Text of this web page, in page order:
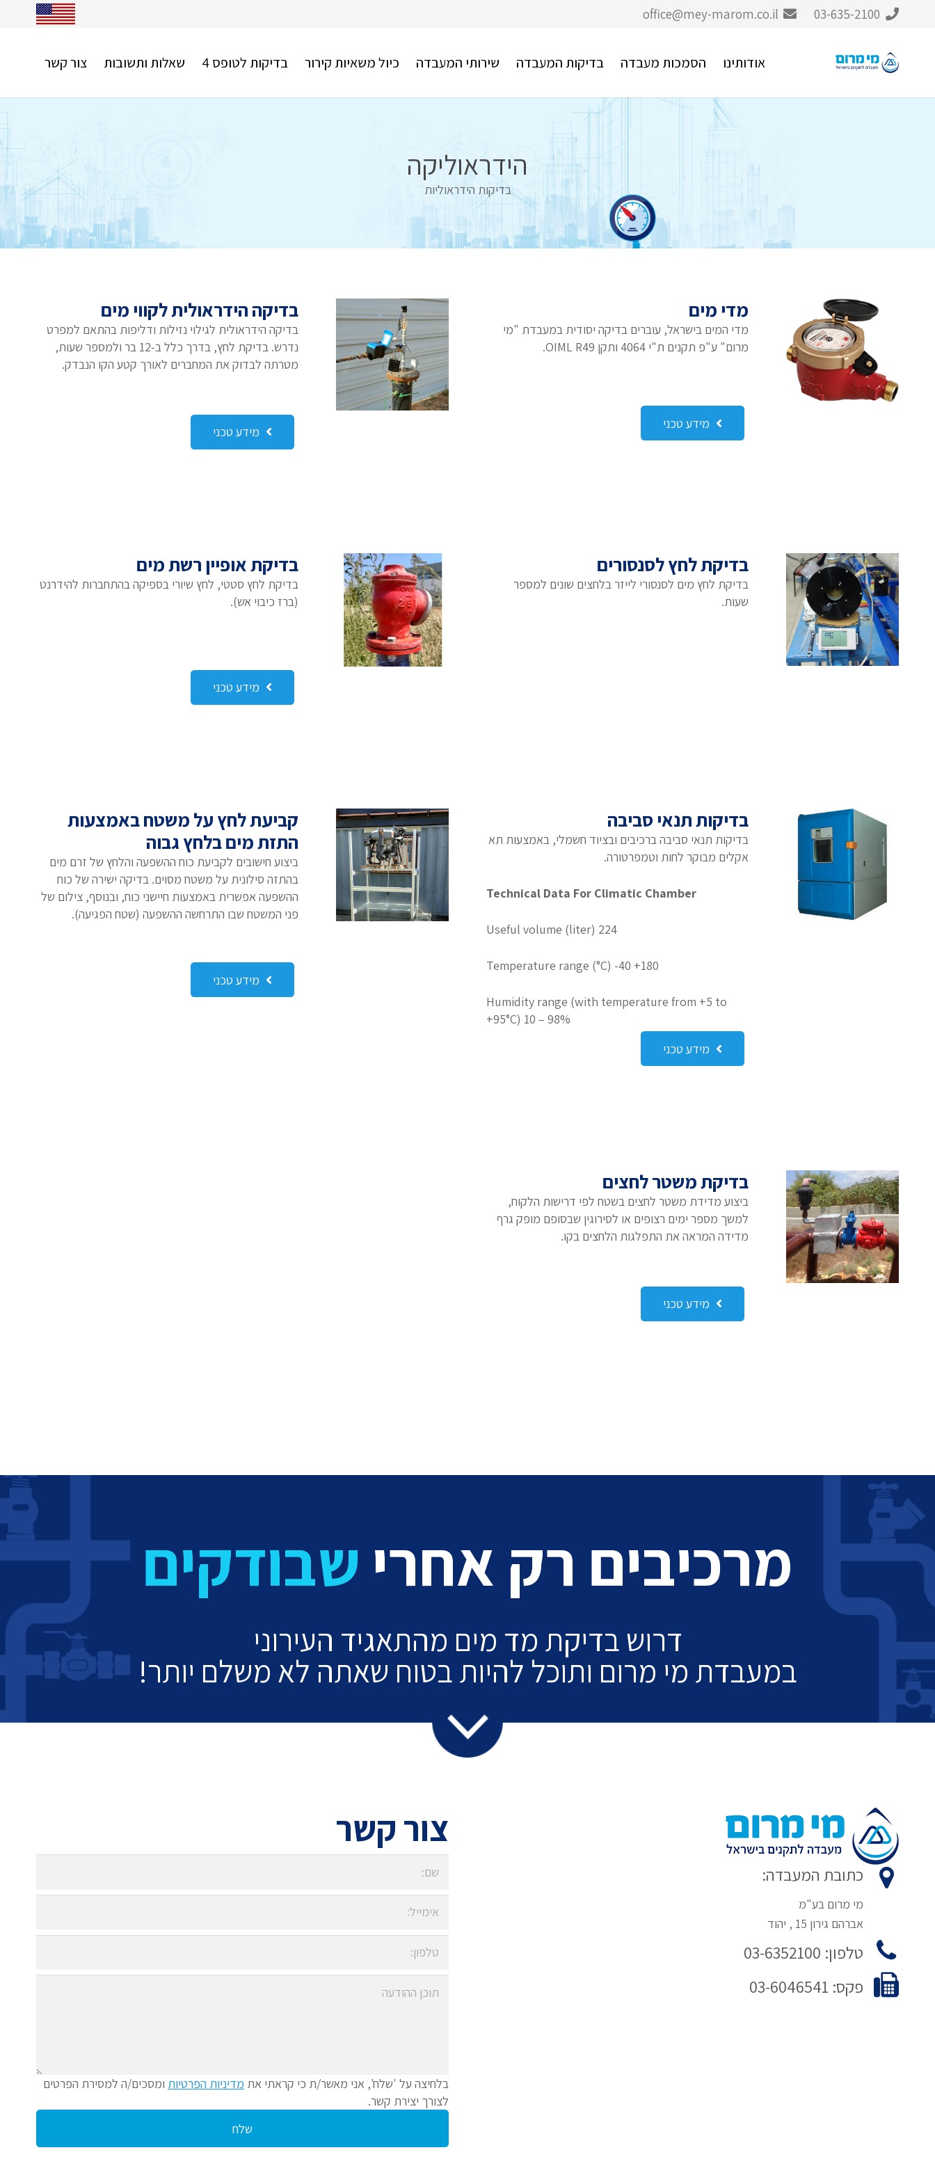
03-635-2100
office@mey-marom.co.il
אודותינו הסמכות מעבדה בדיקות המעבדה שירותי המעבדה כיול משאיות קירור בדיקות לטופס 4 שאלות ותשובות צור קשר
הידראוליקה
בדיקות הידראוליות
מדי מים
מדי המים בישראל, עוברים בדיקה יסודית במעבדת "מי
מרום" ע"פ תקנים ת"י 4064 ותקן OIML R49.
מידע טכני
בדיקה הידראולית לקווי מים
בדיקה הידראולית לגילוי נזילות ודליפות בהתאם למפרט
נדרש. בדיקת לחץ, בדרך כלל ב-12 בר ולמספר שעות,
מטרתה לבדוק את המחברים לאורך קטע הקו הנבדק.
מידע טכני
בדיקת לחץ לסנסורים
בדיקת לחץ מים לסנסורי לייזר בלחצים שונים למספר
שעות.
בדיקת אופיין רשת מים
בדיקת לחץ סטטי, לחץ שיורי בספיקה בהתחברות להידרנט
(ברז כיבוי אש).
מידע טכני
בדיקות תנאי סביבה
בדיקות תנאי סביבה ברכיבים ובציוד חשמלי, באמצעות תא
אקלים מבוקר לחות וטמפרטורה.
Technical Data For Climatic Chamber
Useful volume (liter) 224
Temperature range (°C) -40 +180
Humidity range (with temperature from +5 to
+95°C) 10 – 98%
מידע טכני
קביעת לחץ על משטח באמצעות
התזת מים בלחץ גבוה
ביצוע חישובים לקביעת כוח ההשפעה והלחץ של זרם מים
בהתזה סילונית על משטח מסוים. בדיקה ישירה של כוח
ההשפעה אפשרית באמצעות חיישני כוח, ובנוסף, צילום של
פני המשטח שבו התרחשה ההשפעה (שטח הפגיעה).
מידע טכני
בדיקת משטר לחצים
ביצוע מדידת משטר לחצים בשטח לפי דרישות הלקוח,
למשך מספר ימים רצופים או לסירוגין שבסופם מופק גרף
מדידה המראה את התפלגות הלחצים בקו.
מידע טכני
מרכיבים רק אחרי שבודקים
דרוש בדיקת מד מים מהתאגיד העירוני
במעבדת מי מרום ותוכל להיות בטוח שאתה לא משלם יותר!
כתובת המעבדה:
מי מרום בע"מ
אברהם גירון 15 , יהוד
טלפון: 03-6352100
פקס: 03-6046541
צור קשר
בלחיצה על 'שלח', אני מאשר/ת כי קראתי את מדיניות הפרטיות ומסכים/ה למסירת הפרטים
לצורך יצירת קשר.